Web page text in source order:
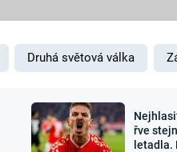
MARS
Záhady a
Druhá světová válka
řve
letadla.